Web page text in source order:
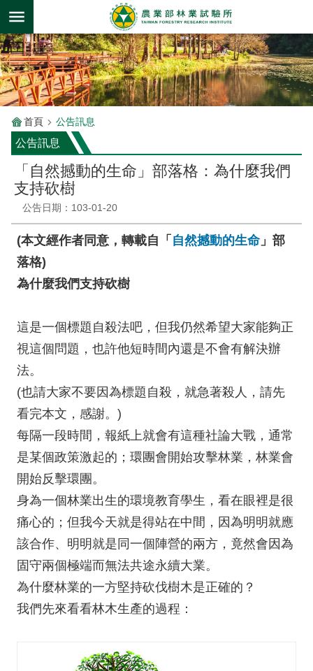
跳到主要內容區塊
首頁 公告訊息
公告訊息
「自然撼動的生命」部落格：為什麼我們
支持砍樹
公告日期：103-01-20
(本文經作者同意，轉載自「 自然撼動的生命 」部
落格)
為什麼我們支持砍樹
這是一個標題自殺法吧，但我仍然希望大家能夠正
視這個問題，也許他短時間內還是不會有解決辦
法。
(也請大家不要因為標題自殺，就急著殺人，請先
看完本文，感謝。)
每隔一段時間，報紙上就會有這種社論大戰，通常
是某個政策激起的；環團會開始攻擊林業，林業會
開始反擊環團。
身為一個林業出生的環境教育學生，看在眼裡是很
痛心的；但我今天就是得站在中間，因為明明就應
該合作、明明就是同一個陣營的兩方，竟然會因為
固守兩個極端而無法共途永續大業。
為什麼林業的一方堅持砍伐樹木是正確的？
我們先來看看林木生產的過程：